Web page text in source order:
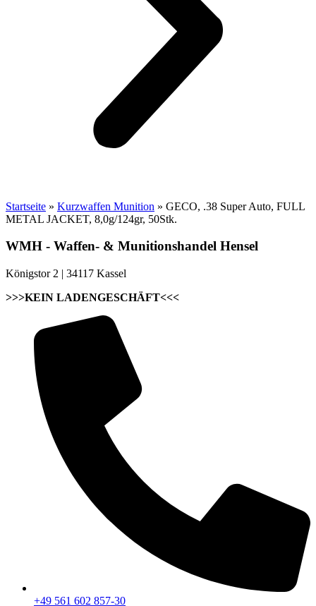
Startseite » Kurzwaffen Munition » GECO, .38 Super Auto, FULL
METAL JACKET, 8,0g/124gr, 50Stk.
WMH - Waffen- & Munitionshandel Hensel
Königstor 2 | 34117 Kassel
>>>KEIN LADENGESCHÄFT<<<
+49 561 602 857-30